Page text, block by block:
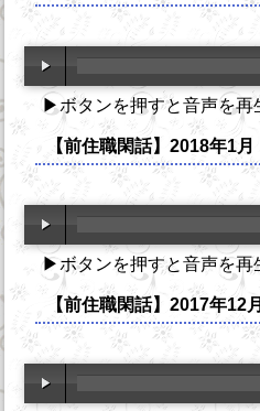
▶ボタンを押すと音声を再
【前住職閑話】2018年1月
▶ボタンを押すと音声を再
【前住職閑話】2017年12月